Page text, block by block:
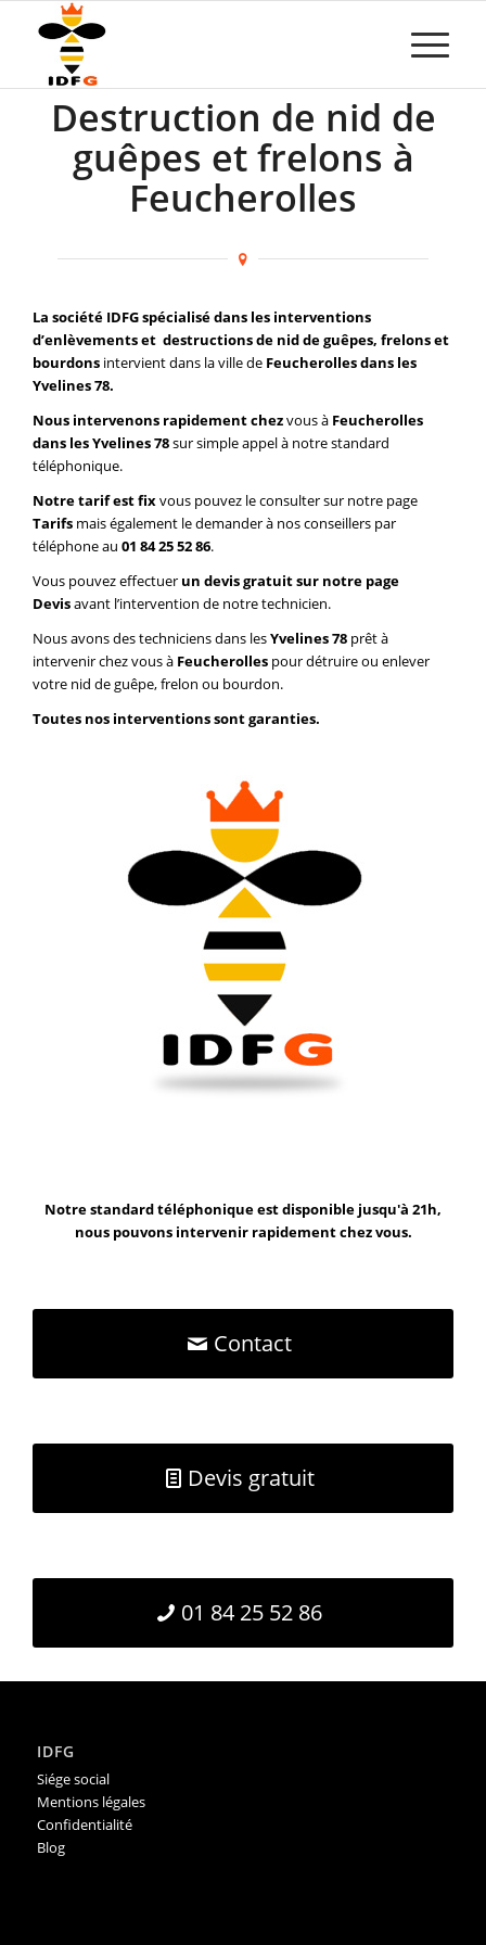
Destruction de nid de
guêpes et frelons à
Feucherolles
La société IDFG spécialisé dans les interventions
d’enlèvements et destructions de nid de guêpes, frelons et
bourdons intervient dans la ville de Feucherolles dans les
Yvelines 78.
Nous intervenons rapidement chezvous à Feucherolles
dans les Yvelines 78sur simple appel à notre standard
téléphonique.
Notre tarif est fixvous pouvez le consulter sur notre page
Tarifs mais également le demander à nos conseillers par
téléphone au 01 84 25 52 86.
Vous pouvez effectuer un devis gratuit sur notre page
Devisavant l’intervention de notre technicien.
Nous avons des techniciens dans lesYvelines 78 prêt à
intervenir chez vous à Feucherolles pour détruire ou enlever
votre nid de guêpe, frelon ou bourdon.
Toutes nos interventions sont garanties.
Notre standard téléphonique est disponible jusqu'à 21h,
nous pouvons intervenir rapidement chez vous.
Contact
Devis gratuit
01 84 25 52 86
IDFG
Siége social
Mentions légales
Confidentialité
Blog